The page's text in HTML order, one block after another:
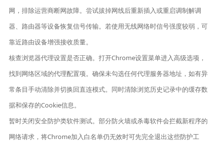
网，排除运营商断网故障。尝试拔掉网线后重新插入或重启调制解调
器、路由器等设备恢复信号传输。若使用无线网络时信号强度较弱，可
靠近路由设备增强接收质量。
核查浏览器代理设置是否正确。打开Chrome设置菜单进入高级选项，
找到网络区域的代理配置项。确保未勾选任何代理服务器地址，如有异
常条目手动清除并切换回直连模式。同时清除浏览历史记录中的缓存数
据和保存的Cookie信息。
暂时关闭安全防护类软件测试。部分防火墙或杀毒软件会拦截新程序的
网络请求，将Chrome加入白名单仍无效时可先完全退出这些防护工